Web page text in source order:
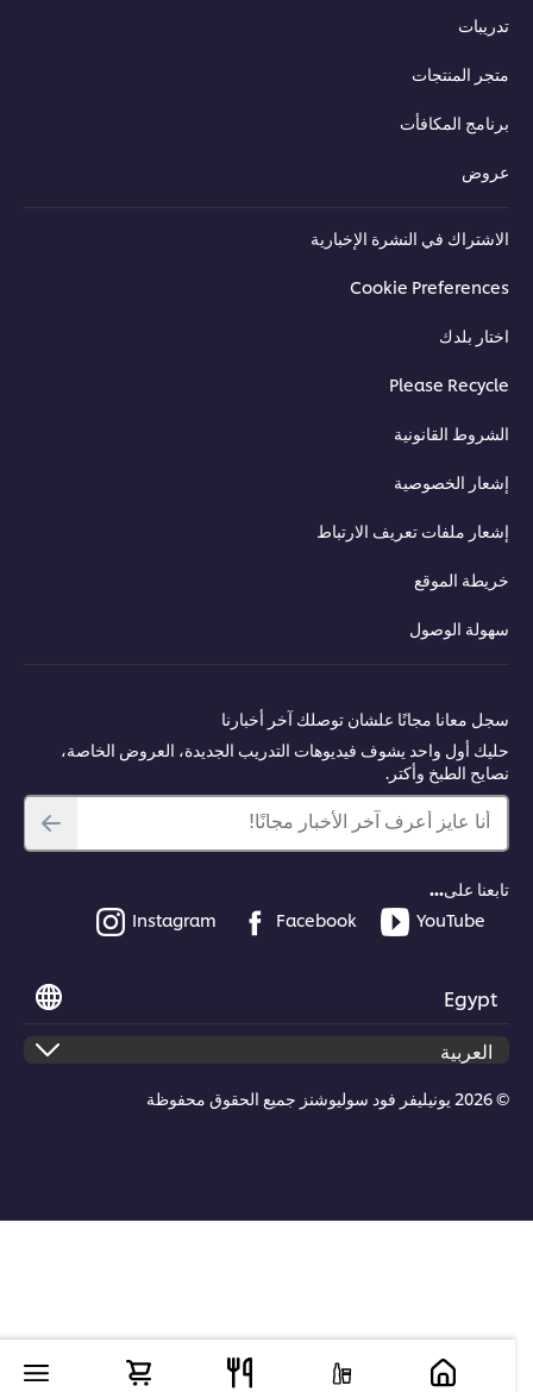
تدريبات
متجر المنتجات
برنامج المكافأت
عروض
الاشتراك في النشرة الإخبارية
Cookie Preferences
اختار بلدك
Please Recycle
الشروط القانونية
إشعار الخصوصية
إشعار ملفات تعريف الارتباط
خريطة الموقع
سهولة الوصول
سجل معانا مجانًا علشان توصلك آخر أخبارنا
حليك أول واحد يشوف فيديوهات التدريب الجديدة، العروض الخاصة،
نصايح الطبخ وأكتر.
أنا عايز أعرف آخر الأخبار مجانًا!
تابعنا على...
YouTube
Facebook
Instagram
Egypt